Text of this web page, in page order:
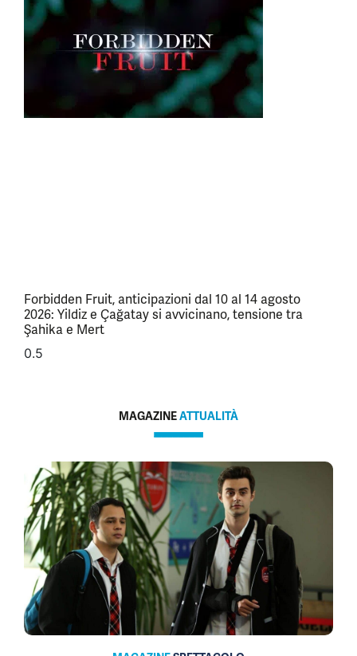
Forbidden Fruit, anticipazioni dal 10 al 14 agosto
2026: Yildiz e Çağatay si avvicinano, tensione tra
Şahika e Mert
MAGAZINEATTUALITÀ